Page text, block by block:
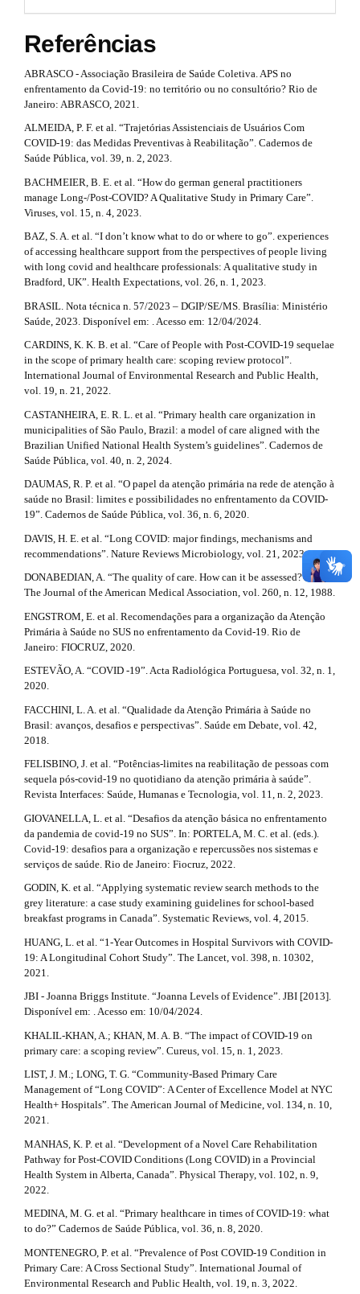
b
r
#
#
s
t
r
a
p
3
.
a
r
t
i
c
l
e
.
d
e
t
a
i
l
s
#
#
Referências
ABRASCO - Associação Brasileira de Saúde Coletiva. APS no
enfrentamento da Covid-19: no território ou no consultório? Rio de
Janeiro: ABRASCO, 2021.
ALMEIDA, P. F. et al. “Trajetórias Assistenciais de Usuários Com
COVID-19: das Medidas Preventivas à Reabilitação”. Cadernos de
Saúde Pública, vol. 39, n. 2, 2023.
BACHMEIER, B. E. et al. “How do german general practitioners
manage Long-/Post-COVID? A Qualitative Study in Primary Care”.
Viruses, vol. 15, n. 4, 2023.
BAZ, S. A. et al. “I don’t know what to do or where to go”. experiences
of accessing healthcare support from the perspectives of people living
with long covid and healthcare professionals: A qualitative study in
Bradford, UK”. Health Expectations, vol. 26, n. 1, 2023.
BRASIL. Nota técnica n. 57/2023 – DGIP/SE/MS. Brasília: Ministério
Saúde, 2023. Disponível em: . Acesso em: 12/04/2024.
CARDINS, K. K. B. et al. “Care of People with Post-COVID-19 sequelae
in the scope of primary health care: scoping review protocol”.
International Journal of Environmental Research and Public Health,
vol. 19, n. 21, 2022.
CASTANHEIRA, E. R. L. et al. “Primary health care organization in
municipalities of São Paulo, Brazil: a model of care aligned with the
Brazilian Unified National Health System’s guidelines”. Cadernos de
Saúde Pública, vol. 40, n. 2, 2024.
DAUMAS, R. P. et al. “O papel da atenção primária na rede de atenção à
saúde no Brasil: limites e possibilidades no enfrentamento da COVID-
19”. Cadernos de Saúde Pública, vol. 36, n. 6, 2020.
DAVIS, H. E. et al. “Long COVID: major findings, mechanisms and
recommendations”. Nature Reviews Microbiology, vol. 21, 2023.
DONABEDIAN, A. “The quality of care. How can it be assessed?” Jama:
The Journal of the American Medical Association, vol. 260, n. 12, 1988.
ENGSTROM, E. et al. Recomendações para a organização da Atenção
Primária à Saúde no SUS no enfrentamento da Covid-19. Rio de
Janeiro: FIOCRUZ, 2020.
ESTEVÃO, A. “COVID -19”. Acta Radiológica Portuguesa, vol. 32, n. 1,
2020.
FACCHINI, L. A. et al. “Qualidade da Atenção Primária à Saúde no
Brasil: avanços, desafios e perspectivas”. Saúde em Debate, vol. 42,
2018.
FELISBINO, J. et al. “Potências-limites na reabilitação de pessoas com
sequela pós-covid-19 no quotidiano da atenção primária à saúde”.
Revista Interfaces: Saúde, Humanas e Tecnologia, vol. 11, n. 2, 2023.
GIOVANELLA, L. et al. “Desafios da atenção básica no enfrentamento
da pandemia de covid-19 no SUS”. In: PORTELA, M. C. et al. (eds.).
Covid-19: desafios para a organização e repercussões nos sistemas e
serviços de saúde. Rio de Janeiro: Fiocruz, 2022.
GODIN, K. et al. “Applying systematic review search methods to the
grey literature: a case study examining guidelines for school-based
breakfast programs in Canada”. Systematic Reviews, vol. 4, 2015.
HUANG, L. et al. “1-Year Outcomes in Hospital Survivors with COVID-
19: A Longitudinal Cohort Study”. The Lancet, vol. 398, n. 10302,
2021.
JBI - Joanna Briggs Institute. “Joanna Levels of Evidence”. JBI [2013].
Disponível em: . Acesso em: 10/04/2024.
KHALIL-KHAN, A.; KHAN, M. A. B. “The impact of COVID-19 on
primary care: a scoping review”. Cureus, vol. 15, n. 1, 2023.
LIST, J. M.; LONG, T. G. “Community-Based Primary Care
Management of “Long COVID”: A Center of Excellence Model at NYC
Health+ Hospitals”. The American Journal of Medicine, vol. 134, n. 10,
2021.
MANHAS, K. P. et al. “Development of a Novel Care Rehabilitation
Pathway for Post-COVID Conditions (Long COVID) in a Provincial
Health System in Alberta, Canada”. Physical Therapy, vol. 102, n. 9,
2022.
MEDINA, M. G. et al. “Primary healthcare in times of COVID-19: what
to do?” Cadernos de Saúde Pública, vol. 36, n. 8, 2020.
MONTENEGRO, P. et al. “Prevalence of Post COVID-19 Condition in
Primary Care: A Cross Sectional Study”. International Journal of
Environmental Research and Public Health, vol. 19, n. 3, 2022.